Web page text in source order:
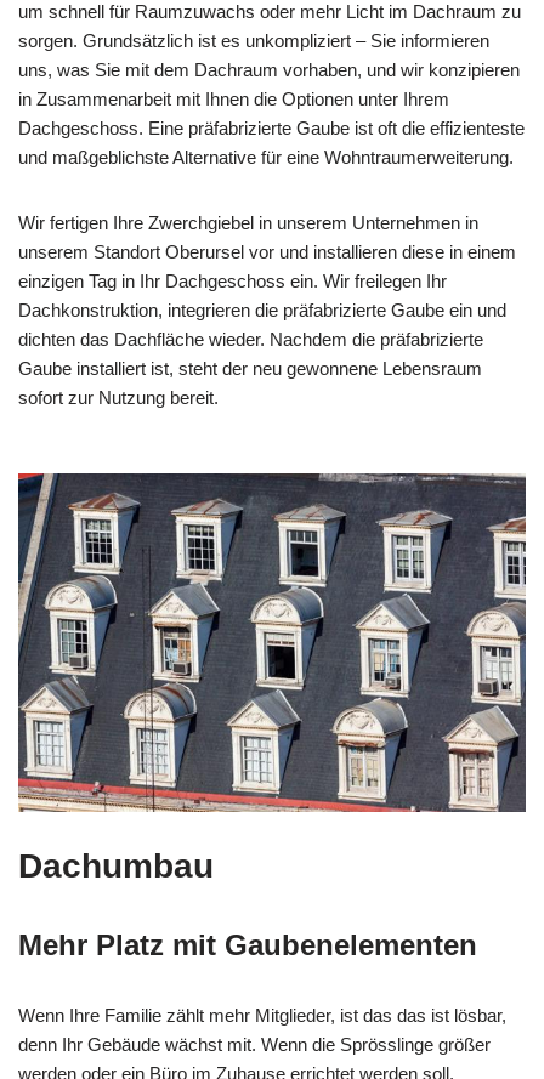
um schnell für Raumzuwachs oder mehr Licht im Dachraum zu
sorgen. Grundsätzlich ist es unkompliziert – Sie informieren
uns, was Sie mit dem Dachraum vorhaben, und wir konzipieren
in Zusammenarbeit mit Ihnen die Optionen unter Ihrem
Dachgeschoss. Eine präfabrizierte Gaube ist oft die effizienteste
und maßgeblichste Alternative für eine Wohntraumerweiterung.
Wir fertigen Ihre Zwerchgiebel in unserem Unternehmen in
unserem Standort Oberursel vor und installieren diese in einem
einzigen Tag in Ihr Dachgeschoss ein. Wir freilegen Ihr
Dachkonstruktion, integrieren die präfabrizierte Gaube ein und
dichten das Dachfläche wieder. Nachdem die präfabrizierte
Gaube installiert ist, steht der neu gewonnene Lebensraum
sofort zur Nutzung bereit.
Dachumbau
Mehr Platz mit Gaubenelementen
Wenn Ihre Familie zählt mehr Mitglieder, ist das das ist lösbar,
denn Ihr Gebäude wächst mit. Wenn die Sprösslinge größer
werden oder ein Büro im Zuhause errichtet werden soll,